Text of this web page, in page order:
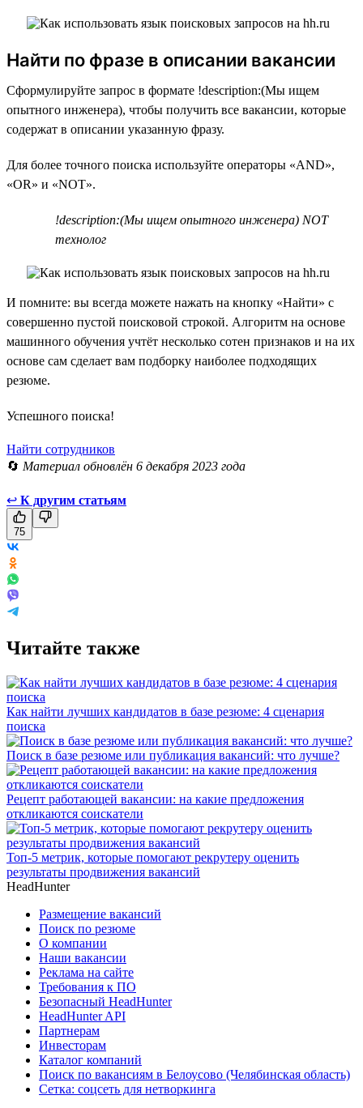
Найти по фразе в описании вакансии
Сформулируйте запрос в формате !description:(Мы ищем
опытного инженера), чтобы получить все вакансии, которые
содержат в описании указанную фразу.
Для более точного поиска используйте операторы «AND»,
«OR» и «NOT».
!description:(Мы ищем опытного инженера) NOT
технолог
И помните: вы всегда можете нажать на кнопку «Найти» с
совершенно пустой поисковой строкой. Алгоритм на основе
машинного обучения учтёт несколько сотен признаков и на их
основе сам сделает вам подборку наиболее подходящих
резюме.
Успешного поиска!
Найти сотрудников
🔄 Материал обновлён 6 декабря 2023 года
↩ К другим статьям
75
Читайте также
Как найти лучших кандидатов в базе резюме: 4 сценария
поиска
Поиск в базе резюме или публикация вакансий: что лучше?
Рецепт работающей вакансии: на какие предложения
откликаются соискатели
Топ-5 метрик, которые помогают рекрутеру оценить
результаты продвижения вакансий
HeadHunter
Размещение вакансий
Поиск по резюме
О компании
Наши вакансии
Реклама на сайте
Требования к ПО
Безопасный HeadHunter
HeadHunter API
Партнерам
Инвесторам
Каталог компаний
Поиск по вакансиям в Белоусово (Челябинская область)
Сетка: соцсеть для нетворкинга